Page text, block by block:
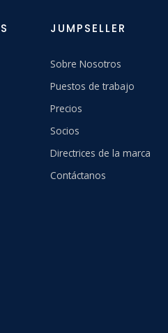
JUMPSELLER
Sobre Nosotros
Puestos de trabajo
Precios
Socios
Directrices de la marca
Contáctanos